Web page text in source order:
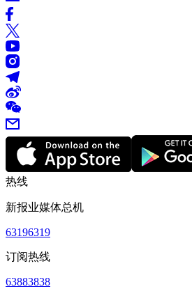
热线
新报业媒体总机
63196319
订阅热线
63883838